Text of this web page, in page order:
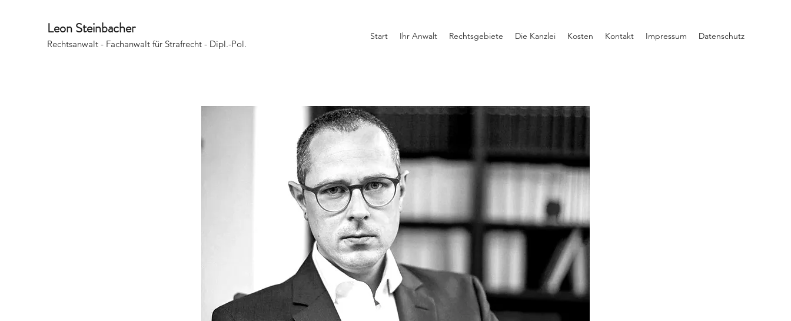
Leon Steinbacher
Rechtsanwalt - Fachanwalt für Strafrecht - Dipl.-Pol.
Start Ihr Anwalt Rechtsgebiete Die Kanzlei Kosten Kontakt Impressum Datenschutz